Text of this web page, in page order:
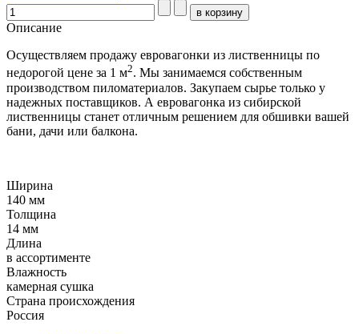
Описание
Осуществляем продажу евровагонки из лиственницы по
недорогой цене за 1 м2. Мы занимаемся собственным
производством пиломатериалов. Закупаем сырье только у
надежных поставщиков. А евровагонка из сибирской
лиственницы станет отличным решением для обшивки вашей
бани, дачи или балкона.
Ширина
140 мм
Толщина
14 мм
Длина
в ассортименте
Влажность
камерная сушка
Страна происхождения
Россия